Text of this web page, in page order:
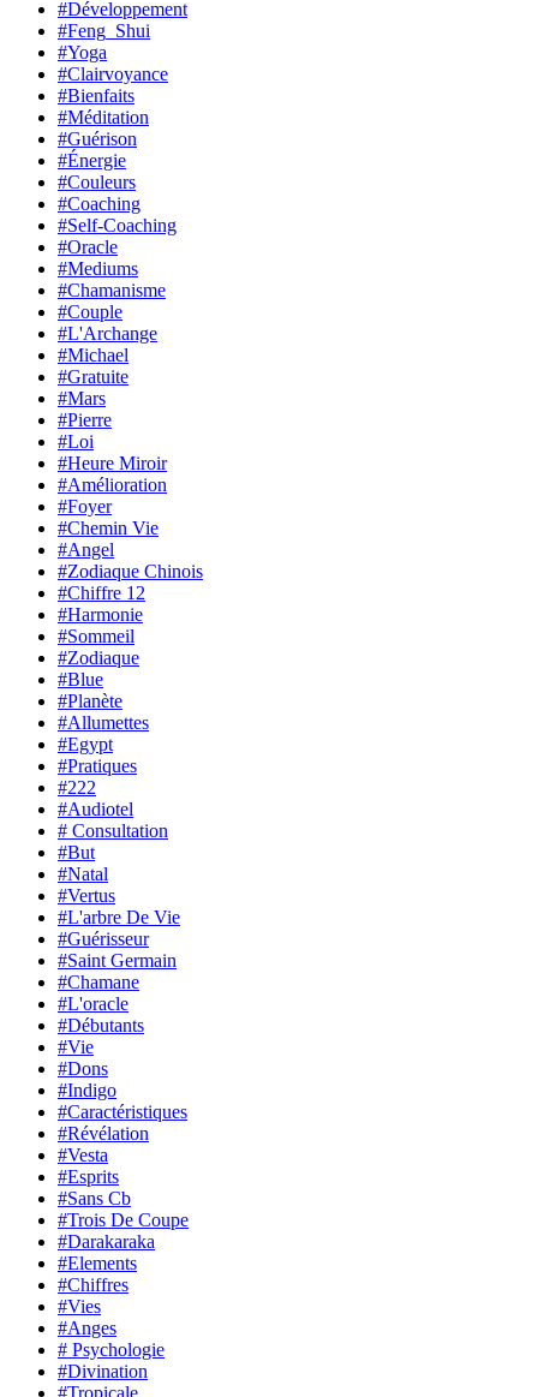
#Développement
#Feng_Shui
#Yoga
#Clairvoyance
#Bienfaits
#Méditation
#Guérison
#Énergie
#Couleurs
#Coaching
#Self-Coaching
#Oracle
#Mediums
#Chamanisme
#Couple
#L'Archange
#Michael
#Gratuite
#Mars
#Pierre
#Loi
#Heure Miroir
#Amélioration
#Foyer
#Chemin Vie
#Angel
#Zodiaque Chinois
#Chiffre 12
#Harmonie
#Sommeil
#Zodiaque
#Blue
#Planète
#Allumettes
#Egypt
#Pratiques
#222
#Audiotel
# Consultation
#But
#Natal
#Vertus
#L'arbre De Vie
#Guérisseur
#Saint Germain
#Chamane
#L'oracle
#Débutants
#Vie
#Dons
#Indigo
#Caractéristiques
#Révélation
#Vesta
#Esprits
#Sans Cb
#Trois De Coupe
#Darakaraka
#Elements
#Chiffres
#Vies
#Anges
# Psychologie
#Divination